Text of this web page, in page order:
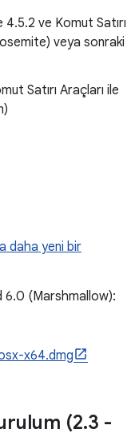
ve Komut Satırı
veya sonraki
Satırı Araçları ile
daha yeni bir
6.0 (Marshmallow):
x64.dmg
(2.3 -